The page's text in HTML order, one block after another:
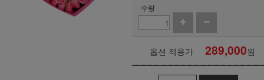
수량
옵션 적용가 289,000원